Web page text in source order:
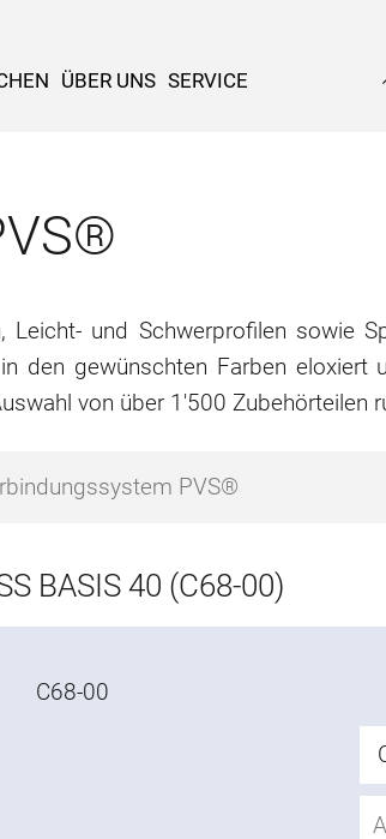
ÜBER UNS SERVICE
und Schwerprofilen sowie
gewünschten Farben eloxiert
von über 1'500 Zubehörteilen
BASIS 40 (C68-00)
C68-00